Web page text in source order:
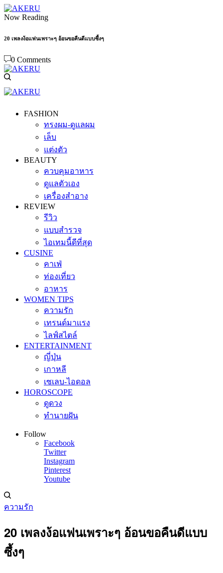
Now Reading
20 เพลงง้อแฟนเพราะๆ อ้อนขอคืนดีแบบซึ้งๆ
0 Comments
FASHION
ทรงผม-ดูแลผม
เล็บ
แต่งตัว
BEAUTY
ควบคุมอาหาร
ดูแลตัวเอง
เครื่องสำอาง
REVIEW
รีวิว
แบบสำรวจ
ไอเทมนี้ดีที่สุด
CUSINE
คาเฟ่
ท่องเที่ยว
อาหาร
WOMEN TIPS
ความรัก
เทรนด์มาแรง
ไลฟ์สไตล์
ENTERTAINMENT
ญี่ปุ่น
เกาหลี
เซเลบ-ไอดอล
HOROSCOPE
ดูดวง
ทำนายฝัน
Follow
Facebook
Twitter
Instagram
Pinterest
Youtube
ความรัก
20 เพลงง้อแฟนเพราะๆ อ้อนขอคืนดีแบบ
ซึ้งๆ